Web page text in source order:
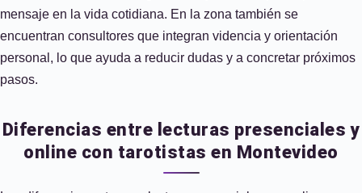
mensaje en la vida cotidiana. En la zona también se
encuentran consultores que integran videncia y orientación
personal, lo que ayuda a reducir dudas y a concretar próximos
pasos.
Diferencias entre lecturas presenciales y
online con tarotistas en Montevideo